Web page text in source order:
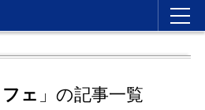
ェ 」の記事一覧